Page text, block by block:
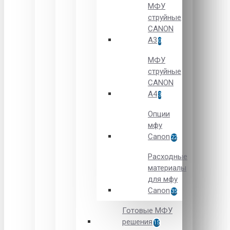
МФУ
струйные
CANON
А3 0
МФУ
струйные
CANON
А4 3
Опции
мфу
Canon 22
Расходные
материалы
для мфу
Canon 35
Готовые МФУ
решения 15